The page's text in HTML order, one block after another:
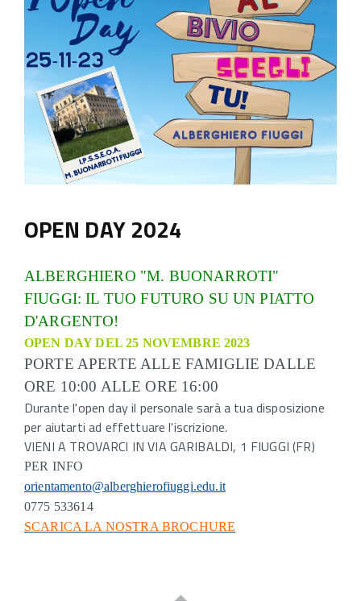
OPEN DAY 2024
ALBERGHIERO "M. BUONARROTI"
FIUGGI: IL TUO FUTURO SU UN PIATTO
D'ARGENTO!
OPEN DAY DEL 25 NOVEMBRE 2023
PORTE APERTE ALLE FAMIGLIE DALLE
ORE 10:00 ALLE ORE 16:00
Durante l'open day il personale sarà a tua disposizione
per aiutarti ad effettuare l'iscrizione.
VIENI A TROVARCI IN VIA GARIBALDI, 1 FIUGGI (FR)
PER INFO
orientamento@alberghierofiuggi.edu.it
0775 533614
SCARICA LA NOSTRA BROCHURE